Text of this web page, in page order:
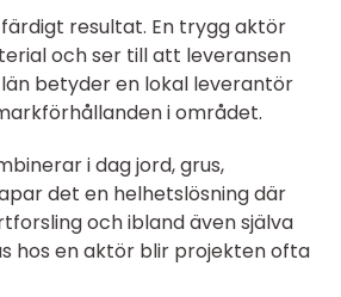
resultat. En trygg aktör
och ser till att leveransen
betyder en lokal leverantör
i området.
i dag jord, grus,
det en helhetslösning där
och ibland även själva
hos en aktör blir projekten ofta